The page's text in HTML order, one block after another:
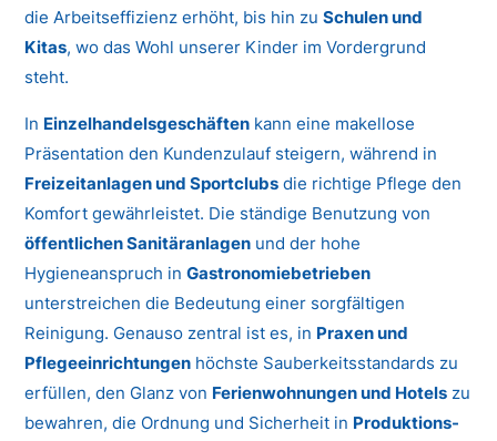
die Arbeitseffizienz erhöht, bis hin zuSchulen und
Kitas, wo das Wohl unserer Kinder im Vordergrund
steht.
In Einzelhandelsgeschäften kann eine makellose
Präsentation den Kundenzulauf steigern, während in
Freizeitanlagen und Sportclubs die richtige Pflege den
Komfort gewährleistet. Die ständige Benutzung von
öffentlichen Sanitäranlagen und der hohe
Hygieneanspruch inGastronomiebetrieben
unterstreichen die Bedeutung einer sorgfältigen
Reinigung. Genauso zentral ist es, in Praxen und
Pflegeeinrichtungen höchste Sauberkeitsstandards zu
erfüllen, den Glanz von Ferienwohnungen und Hotels zu
bewahren, die Ordnung und Sicherheit in Produktions-